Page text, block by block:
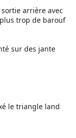
arrière avec
trop de barouf
sur des jante
le triangle land